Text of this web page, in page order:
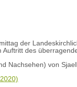
der
des
Nachsehen) von